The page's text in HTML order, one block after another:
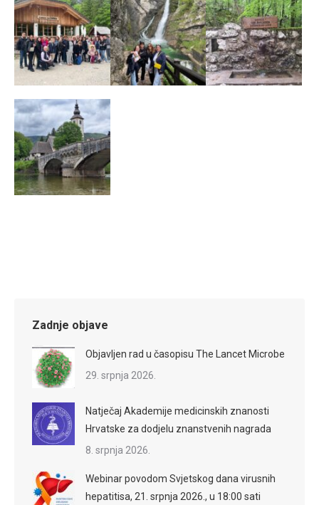
Zadnje objave
Objavljen rad u časopisu The Lancet Microbe
29. srpnja 2026.
Natječaj Akademije medicinskih znanosti
Hrvatske za dodjelu znanstvenih nagrada
8. srpnja 2026.
Webinar povodom Svjetskog dana virusnih
hepatitisa, 21. srpnja 2026., u 18:00 sati